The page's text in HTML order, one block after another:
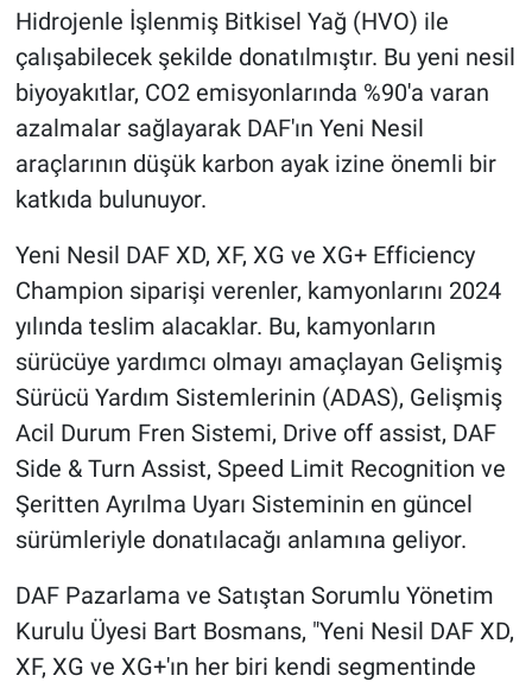
Hidrojenle İşlenmiş Bitkisel Yağ (HVO) ile
çalışabilecek şekilde donatılmıştır. Bu yeni nesil
biyoyakıtlar, CO2 emisyonlarında %90'a varan
azalmalar sağlayarak DAF'ın Yeni Nesil
araçlarının düşük karbon ayak izine önemli bir
katkıda bulunuyor.
Yeni Nesil DAF XD, XF, XG ve XG+ Efficiency
Champion siparişi verenler, kamyonlarını 2024
yılında teslim alacaklar. Bu, kamyonların
sürücüye yardımcı olmayı amaçlayan Gelişmiş
Sürücü Yardım Sistemlerinin (ADAS), Gelişmiş
Acil Durum Fren Sistemi, Drive off assist, DAF
Side & Turn Assist, Speed Limit Recognition ve
Şeritten Ayrılma Uyarı Sisteminin en güncel
sürümleriyle donatılacağı anlamına geliyor.
DAF Pazarlama ve Satıştan Sorumlu Yönetim
Kurulu Üyesi Bart Bosmans, "Yeni Nesil DAF XD,
XF, XG ve XG+'ın her biri kendi segmentinde